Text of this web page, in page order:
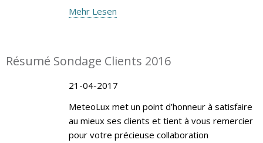
Mehr Lesen
Résumé Sondage Clients 2016
21-04-2017
MeteoLux met un point d’honneur à satisfaire
au mieux ses clients et tient à vous remercier
pour votre précieuse collaboration